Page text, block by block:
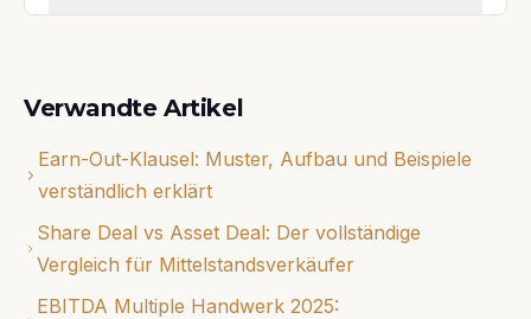
Verwandte Artikel
Earn-Out-Klausel: Muster, Aufbau und Beispiele
verständlich erklärt
Share Deal vs Asset Deal: Der vollständige
Vergleich für Mittelstandsverkäufer
EBITDA Multiple Handwerk 2025: